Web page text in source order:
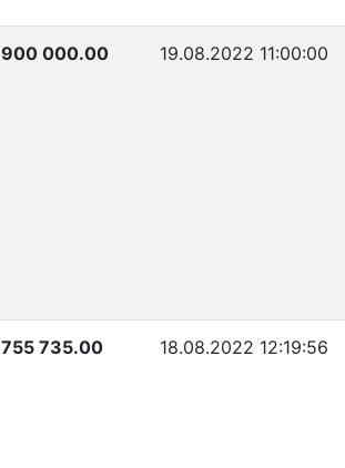
900 000.00 19.08.2022 11:00:00
755 735.00 18.08.2022 12:19:56